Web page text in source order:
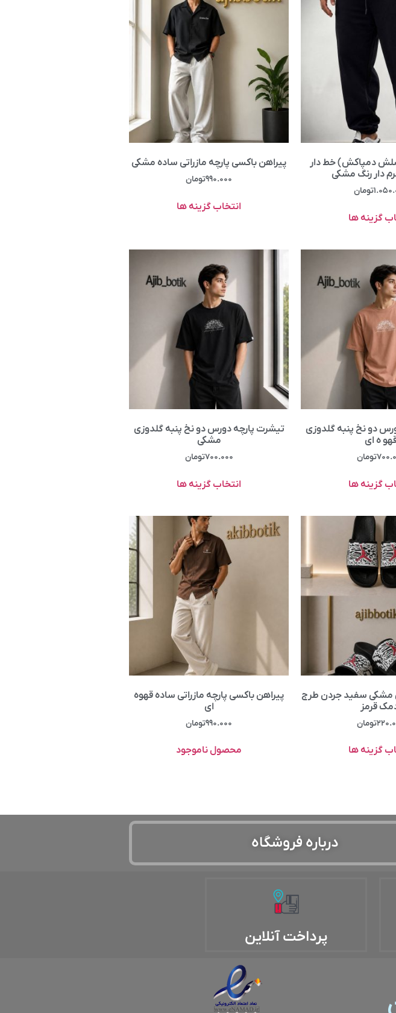
دمپاکش) خط دار
دار رنگ مشکی
تومان
گزینه ها
پیراهن باکسی پارچه مازراتی ساده مشکی
۹۹۰.۰۰۰تومان
انتخاب گزینه ها
دو نخ پنبه گلدوزی
ه ای
تومان
گزینه ها
تیشرت پارچه دورس دو نخ پنبه گلدوزی
مشکی
۷۰۰.۰۰۰تومان
انتخاب گزینه ها
مشکی سفید جردن طرج
قرمز
تومان
گزینه ها
پیراهن باکسی پارچه مازراتی ساده قهوه
ای
۹۹۰.۰۰۰تومان
محصول ناموجود
درباره فروشگاه
پرداخت آنلاین